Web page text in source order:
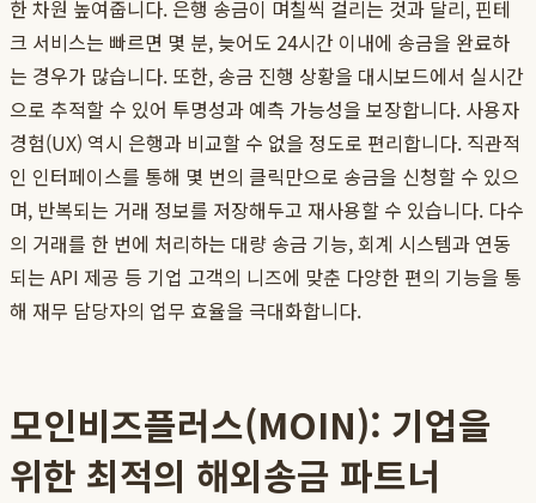
한 차원 높여줍니다. 은행 송금이 며칠씩 걸리는 것과 달리, 핀테
크 서비스는 빠르면 몇 분, 늦어도 24시간 이내에 송금을 완료하
는 경우가 많습니다. 또한, 송금 진행 상황을 대시보드에서 실시간
으로 추적할 수 있어 투명성과 예측 가능성을 보장합니다. 사용자
경험(UX) 역시 은행과 비교할 수 없을 정도로 편리합니다. 직관적
인 인터페이스를 통해 몇 번의 클릭만으로 송금을 신청할 수 있으
며, 반복되는 거래 정보를 저장해두고 재사용할 수 있습니다. 다수
의 거래를 한 번에 처리하는 대량 송금 기능, 회계 시스템과 연동
되는 API 제공 등 기업 고객의 니즈에 맞춘 다양한 편의 기능을 통
해 재무 담당자의 업무 효율을 극대화합니다.
모인비즈플러스(MOIN): 기업을
위한 최적의 해외송금 파트너